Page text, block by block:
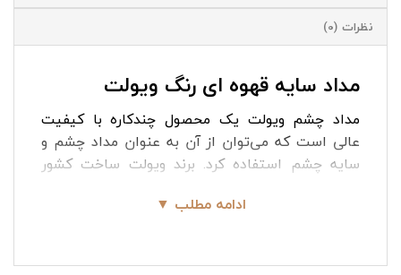
نظرات (0)
مداد سایه قهوه ای رنگ ویولت
مداد چشم ویولت یک محصول چندکاره با کیفیت
عالی است که می‌توان از آن به عنوان مداد چشم و
سایه چشم استفاده کرد. برند ویولت ساخت کشور
مداد و… تولید کرده است. مداد و سایه ویولت در انواع
ادامه مطلب ▼